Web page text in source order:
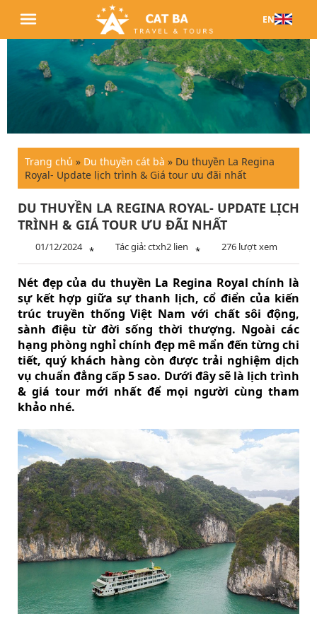
EN
Trang chủ » Du thuyền cát bà » Du thuyền La Regina
Royal- Update lịch trình & Giá tour ưu đãi nhất
DU THUYỀN LA REGINA ROYAL- UPDATE LỊCH
TRÌNH & GIÁ TOUR ƯU ĐÃI NHẤT
01/12/2024 * Tác giả: ctxh2 lien * 276 lượt xem
Nét đẹp của du thuyền La Regina Royal chính là
sự kết hợp giữa sự thanh lịch, cổ điển của kiến
trúc truyền thống Việt Nam với chất sôi động,
sành điệu từ đời sống thời thượng. Ngoài các
hạng phòng nghỉ chính đẹp mê mẩn đến từng chi
tiết, quý khách hàng còn được trải nghiệm dịch
vụ chuẩn đẳng cấp 5 sao. Dưới đây sẽ là lịch trình
& giá tour mới nhất để mọi người cùng tham
khảo nhé.